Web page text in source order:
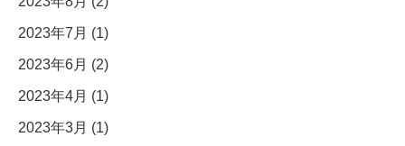
2023年7月 (1)
2023年6月 (2)
2023年4月 (1)
2023年3月 (1)